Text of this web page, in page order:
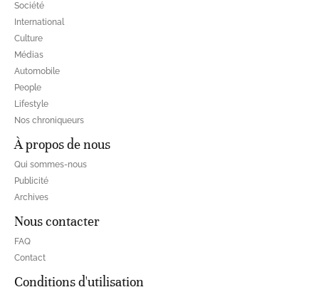
Société
International
Culture
Médias
Automobile
People
Lifestyle
Nos chroniqueurs
À propos de nous
Qui sommes-nous
Publicité
Archives
Nous contacter
FAQ
Contact
Conditions d'utilisation